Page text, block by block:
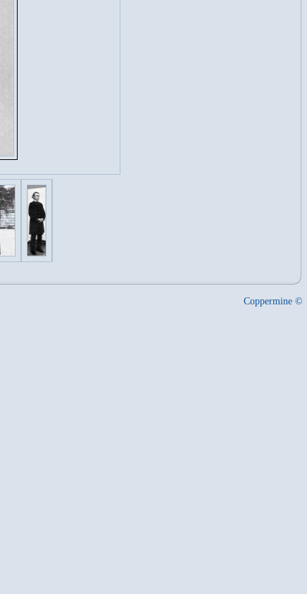
Coppermine ©